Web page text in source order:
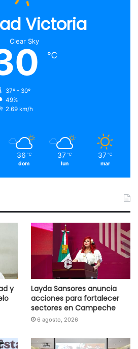
Victoria
Clear Sky
℃
37º - 30º
49%
2.69 km/h
36 ℃
dom
37 ℃
lun
37 ℃
mar
y
Layda Sansores anuncia
acciones para fortalecer
sectores en Campeche
6 agosto, 2026